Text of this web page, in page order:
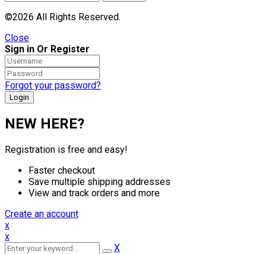
©2026 All Rights Reserved.
Close
Sign in Or Register
Forgot your password?
NEW HERE?
Registration is free and easy!
Faster checkout
Save multiple shipping addresses
View and track orders and more
Create an account
x
x
X